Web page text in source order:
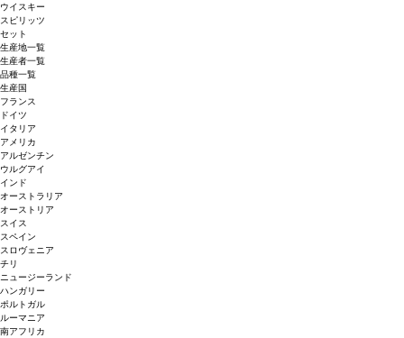
ウイスキー
スピリッツ
セット
生産地一覧
生産者一覧
品種一覧
生産国
フランス
ドイツ
イタリア
アメリカ
アルゼンチン
ウルグアイ
インド
オーストラリア
オーストリア
スイス
スペイン
スロヴェニア
チリ
ニュージーランド
ハンガリー
ポルトガル
ルーマニア
南アフリカ